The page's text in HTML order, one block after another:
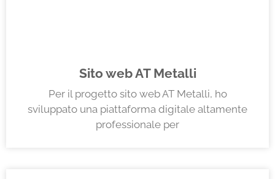
Sito web AT Metalli
Per il progetto sito web AT Metalli, ho
sviluppato una piattaforma digitale altamente
professionale per